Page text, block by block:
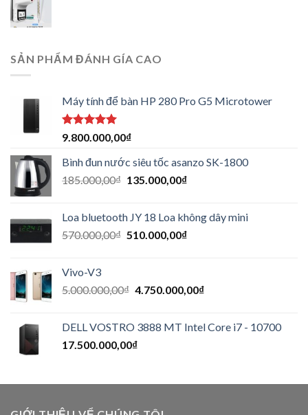
SẢN PHẨM ĐÁNH GÍA CAO
Máy tính để bàn HP 280 Pro G5 Microtower
Được xếp
5 sao
9.800.000,00₫
Bình đun nước siêu tốc asanzo SK-1800
185.000,00₫ 135.000,00₫
Loa bluetooth JY 18 Loa không dây mini
570.000,00₫ 510.000,00₫
Vivo-V3
5.000.000,00₫ 4.750.000,00₫
DELL VOSTRO 3888 MT Intel Core i7 - 10700
17.500.000,00₫